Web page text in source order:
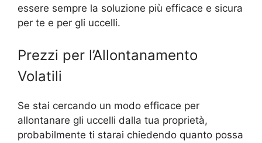
essere sempre la soluzione più efficace e sicura
per te e per gli uccelli.
Prezzi per l’Allontanamento
Volatili
Se stai cercando un modo efficace per
allontanare gli uccelli dalla tua proprietà,
probabilmente ti starai chiedendo quanto possa